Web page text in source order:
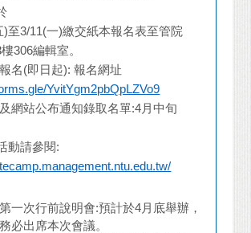
至3/11(一)繳交紙本報名表至管院
306編輯室。
名(即日起): 報名網址
YvitYgm2pbQpLZVo9
網站公布通知錄取名單:4月中旬
動請參閱:
一次行前說明會:預計於4月底舉辦，
必出席本次會議。